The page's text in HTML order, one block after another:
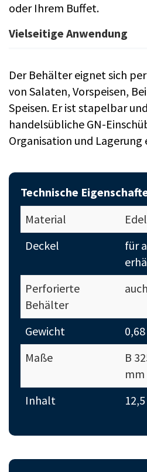
oder Ihrem Buffet.
Vielseitige Anwendung
Der Behälter eignet sich
von Salaten, Vorspeisen,
Speisen. Er ist stapelbar
handelsübliche GN-
Organisation und
Technische
Material
Deckel
für
Perforierte
Behälter
Gewicht
Maße
B
mm
Inhalt